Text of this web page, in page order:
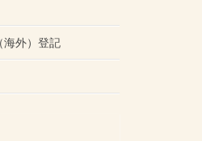
海外）登記